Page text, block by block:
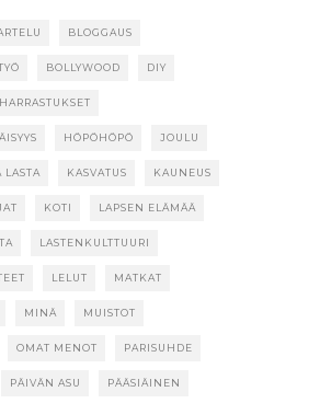
BLOGGAUS
BOLLYWOOD DIY
HARRASTUKSET
HÖPÖHÖPÖ JOULU
LASTA KASVATUS KAUNEUS
KOTI LAPSEN ELÄMÄÄ
LASTENKULTTUURI
LELUT MATKAT
MINÄ MUISTOT
OMAT MENOT PARISUHDE
PÄIVÄN ASU PÄÄSIÄINEN